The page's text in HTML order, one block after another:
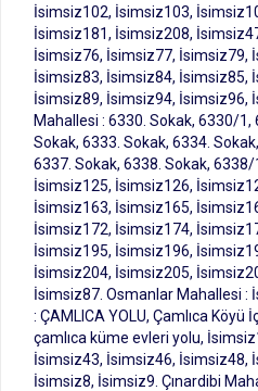
İsimsiz102, İsimsiz103,
İsimsiz181, İsimsiz208,
İsimsiz76, İsimsiz77, İsimsiz79,
İsimsiz83, İsimsiz84, İsimsiz85,
İsimsiz89, İsimsiz94, İsimsiz96,
Mahallesi : 6330. Sokak, 6330/
Sokak, 6333. Sokak, 6334.
6337. Sokak, 6338. Sokak,
İsimsiz125, İsimsiz126,
İsimsiz163, İsimsiz165,
İsimsiz172, İsimsiz174,
İsimsiz195, İsimsiz196,
İsimsiz204, İsimsiz205,
İsimsiz87. Osmanlar Mahallesi :
: ÇAMLICA YOLU, Çamlıca Köyü
çamlıca küme evleri yolu,
İsimsiz43, İsimsiz46, İsimsiz48,
İsimsiz8, İsimsiz9. Çınardibi